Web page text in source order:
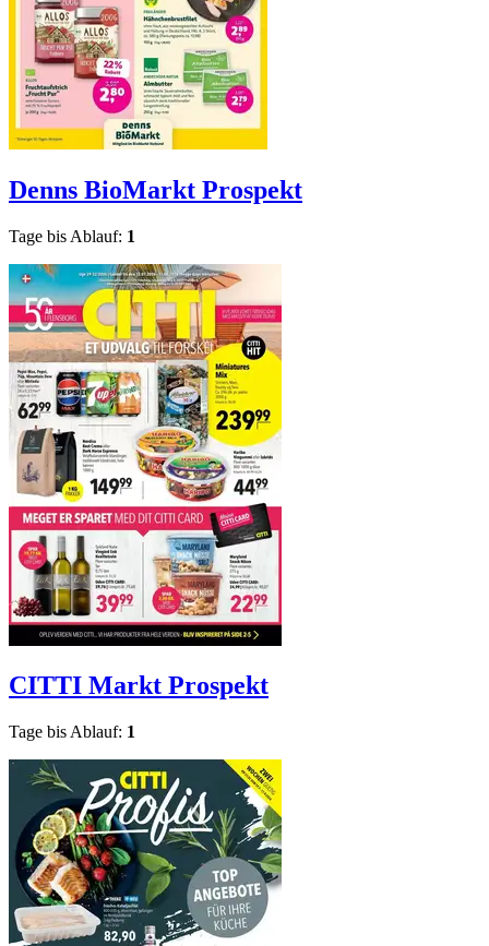
Denns BioMarkt Prospekt
Tage bis Ablauf: 1
CITTI Markt Prospekt
Tage bis Ablauf: 1